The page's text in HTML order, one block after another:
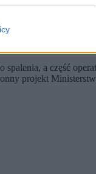
głosowało
badanych nie
na badaniach
prywatnych firm.
a część
projekt